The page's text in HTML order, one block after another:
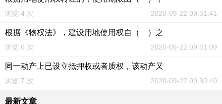
浏览 4 次 2020-09-22 09:31:41
根据《物权法》，建设用地使用权自（ ）之
浏览 6 次 2020-09-22 09:31:09
同一动产上已设立抵押权或者质权，该动产又
浏览 7 次 2020-09-22 09:30:40
最新文章